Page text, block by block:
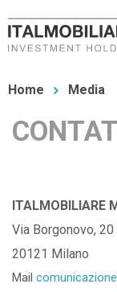
al
principale
Tu
qui
Home Media
ITALMOBILIARE
Via Borgonovo, 20
20121 Milano
Mail